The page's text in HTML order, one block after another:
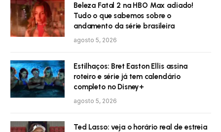
Beleza Fatal 2 na HBO Max adiado!
Tudo o que sabemos sobre o
andamento da série brasileira
agosto 5, 2026
Estilhaços: Bret Easton Ellis assina
roteiro e série já tem calendário
completo no Disney+
agosto 5, 2026
Ted Lasso: veja o horário real de estreia